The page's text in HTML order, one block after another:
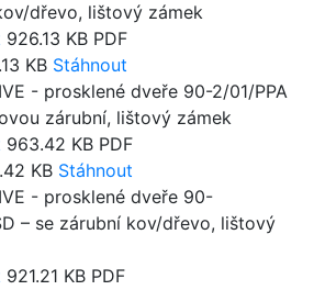
dřevo, lištový zámek
926.13 KB PDF
KB Stáhnout
- prosklené dveře 90-2/01/PPA
zárubní, lištový zámek
963.42 KB PDF
KB Stáhnout
- prosklené dveře 90-
– se zárubní kov/dřevo, lištový
921.21 KB PDF